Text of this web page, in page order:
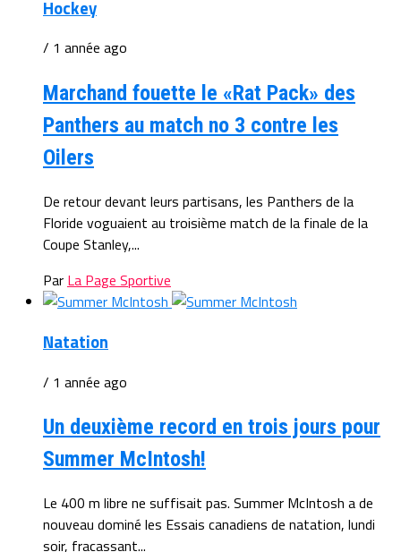
Hockey
/ 1 année ago
Marchand fouette le «Rat Pack» des
Panthers au match no 3 contre les
Oilers
De retour devant leurs partisans, les Panthers de la
Floride voguaient au troisième match de la finale de la
Coupe Stanley,...
Par La Page Sportive
Natation
/ 1 année ago
Un deuxième record en trois jours pour
Summer McIntosh!
Le 400 m libre ne suffisait pas. Summer McIntosh a de
nouveau dominé les Essais canadiens de natation, lundi
soir, fracassant...